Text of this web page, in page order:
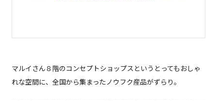
マルイさん８階のコンセプトショップスというとってもおしゃ
れな空間に、全国から集まったノウフク産品がずらり。